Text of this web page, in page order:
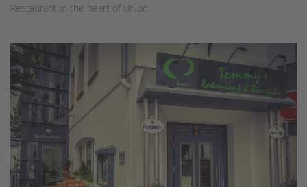
Restaurant in the heart of Brilon